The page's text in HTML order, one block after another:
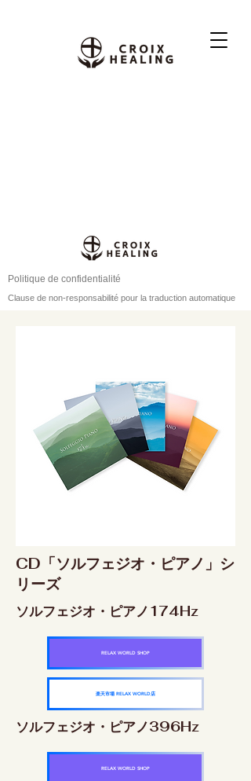
Politique de confidentialité
Clause de non-responsabilité pour la traduction automatique
CD「ソルフェジオ・ピアノ」シ
リーズ
ソルフェジオ・ピアノ174Hz
RELAX WORLD SHOP
楽天市場 RELAX WORLD店
ソルフェジオ・ピアノ396Hz
RELAX WORLD SHOP